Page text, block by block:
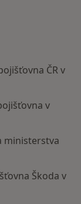
ČR v
v
ministerstva
Škoda v